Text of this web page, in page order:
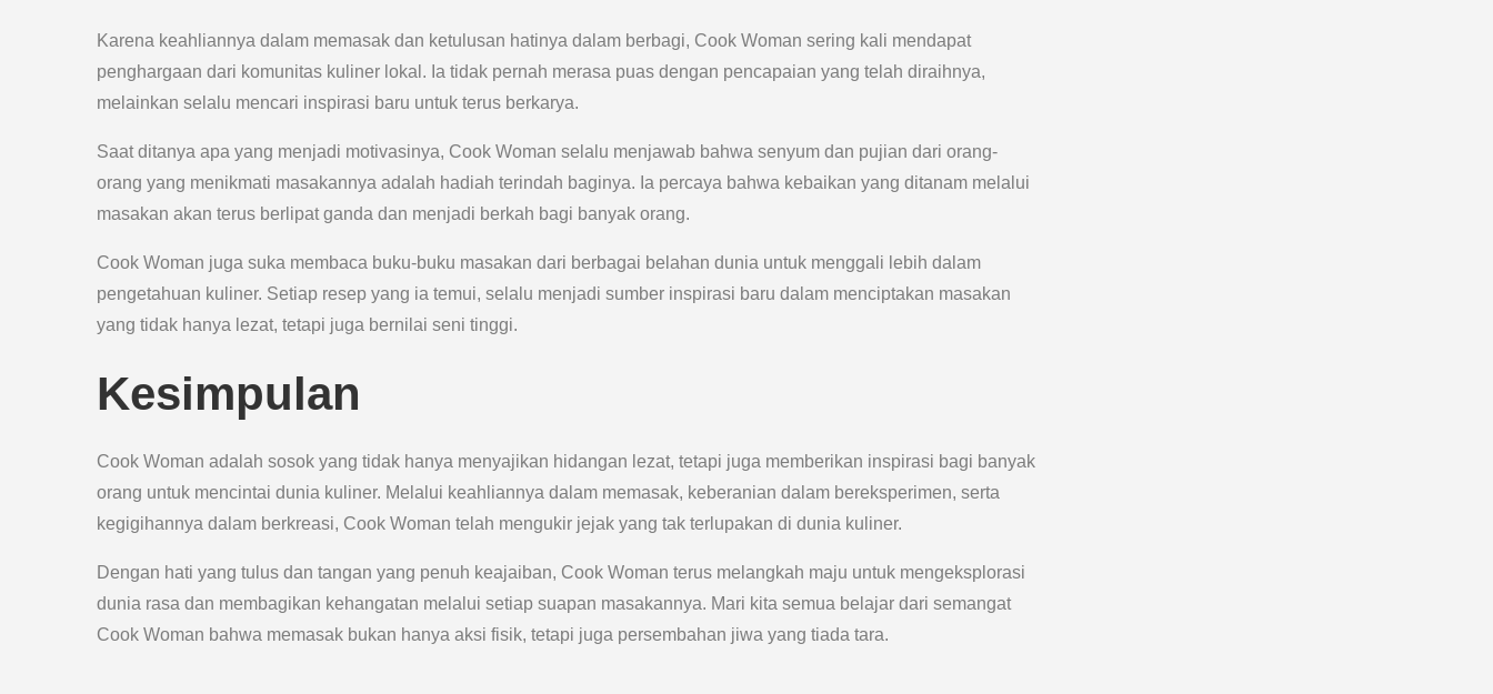
Karena keahliannya dalam memasak dan ketulusan hatinya dalam berbagi, Cook Woman sering kali mendapat
penghargaan dari komunitas kuliner lokal. Ia tidak pernah merasa puas dengan pencapaian yang telah diraihnya,
melainkan selalu mencari inspirasi baru untuk terus berkarya.
Saat ditanya apa yang menjadi motivasinya, Cook Woman selalu menjawab bahwa senyum dan pujian dari orang-
orang yang menikmati masakannya adalah hadiah terindah baginya. Ia percaya bahwa kebaikan yang ditanam melalui
masakan akan terus berlipat ganda dan menjadi berkah bagi banyak orang.
Cook Woman juga suka membaca buku-buku masakan dari berbagai belahan dunia untuk menggali lebih dalam
pengetahuan kuliner. Setiap resep yang ia temui, selalu menjadi sumber inspirasi baru dalam menciptakan masakan
yang tidak hanya lezat, tetapi juga bernilai seni tinggi.
Kesimpulan
Cook Woman adalah sosok yang tidak hanya menyajikan hidangan lezat, tetapi juga memberikan inspirasi bagi banyak
orang untuk mencintai dunia kuliner. Melalui keahliannya dalam memasak, keberanian dalam bereksperimen, serta
kegigihannya dalam berkreasi, Cook Woman telah mengukir jejak yang tak terlupakan di dunia kuliner.
Dengan hati yang tulus dan tangan yang penuh keajaiban, Cook Woman terus melangkah maju untuk mengeksplorasi
dunia rasa dan membagikan kehangatan melalui setiap suapan masakannya. Mari kita semua belajar dari semangat
Cook Woman bahwa memasak bukan hanya aksi fisik, tetapi juga persembahan jiwa yang tiada tara.